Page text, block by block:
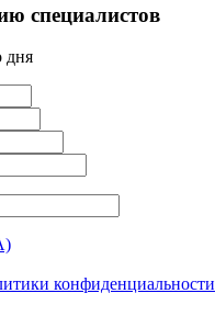
специалистов
дня
конфиденциальности